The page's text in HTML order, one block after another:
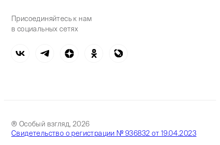
Присоединяйтесь к нам
в социальных сетях
® Особый взгляд, 2026
Свидетельство о регистрации № 936832 от 19.04.2023